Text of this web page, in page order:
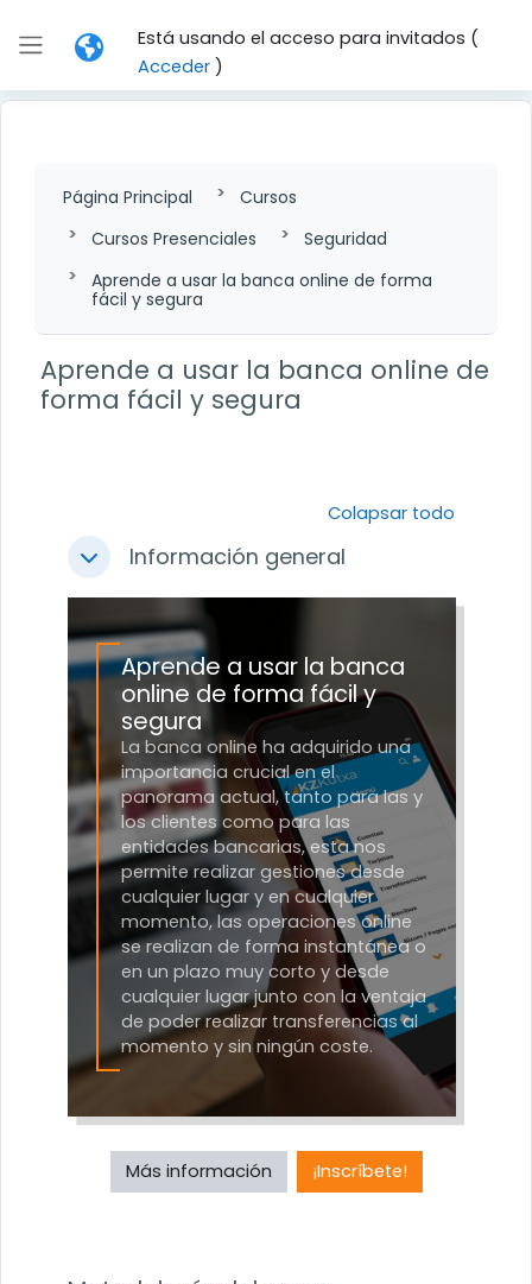
Panel lateral
Está usando el acceso para invitados (
Acceder)
Página Principal
Cursos
Cursos Presenciales
Seguridad
Aprende a usar la banca online de forma
fácil y segura
Aprende a usar la banca online de
forma fácil y segura
ColapsarInformación general
Colapsar todo
Aprende a usar la banca
online de forma fácil y
segura
La banca online ha adquirido una
importancia crucial en el
panorama actual, tanto para las y
los clientes como para las
entidades bancarias, esta nos
permite realizar gestiones desde
cualquier lugar y en cualquier
momento, las operaciones online
se realizan de forma instantánea o
en un plazo muy corto y desde
cualquier lugar junto con la ventaja
de poder realizar transferencias al
momento y sin ningún coste.
Más información ¡Inscríbete!